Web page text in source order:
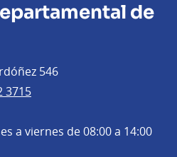
de
546
3715
a viernes de 08:00 a 14:00